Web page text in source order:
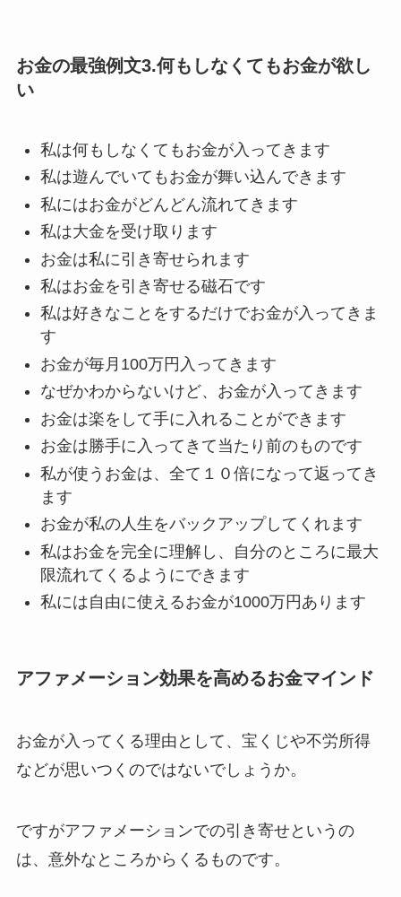
お金の最強例文3.何もしなくてもお金が欲し
い
私は何もしなくてもお金が入ってきます
私は遊んでいてもお金が舞い込んできます
私にはお金がどんどん流れてきます
私は大金を受け取ります
お金は私に引き寄せられます
私はお金を引き寄せる磁石です
私は好きなことをするだけでお金が入ってきま
す
お金が毎月100万円入ってきます
なぜかわからないけど、お金が入ってきます
お金は楽をして手に入れることができます
お金は勝手に入ってきて当たり前のものです
私が使うお金は、全て１０倍になって返ってき
ます
お金が私の人生をバックアップしてくれます
私はお金を完全に理解し、自分のところに最大
限流れてくるようにできます
私には自由に使えるお金が1000万円あります
アファメーション効果を高めるお金マインド
お金が入ってくる理由として、宝くじや不労所得
などが思いつくのではないでしょうか。
ですがアファメーションでの引き寄せというの
は、意外なところからくるものです。